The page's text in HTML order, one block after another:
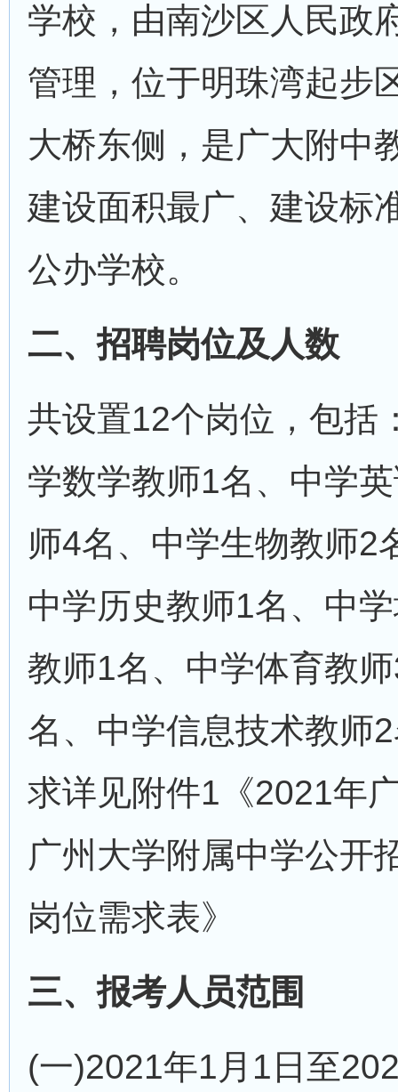
学校，由南沙区人民政
管理，位于明珠湾起步
大桥东侧，是广大附中
建设面积最广、建设标
公办学校。
二、招聘岗位及人数
共设置12个岗位，包括
学数学教师1名、中学
师4名、中学生物教师2
中学历史教师1名、中
教师1名、中学体育教
名、中学信息技术教师
求详见附件1《2021年
广州大学附属中学公开
岗位需求表》
三、报考人员范围
(一)2021年1月1日至